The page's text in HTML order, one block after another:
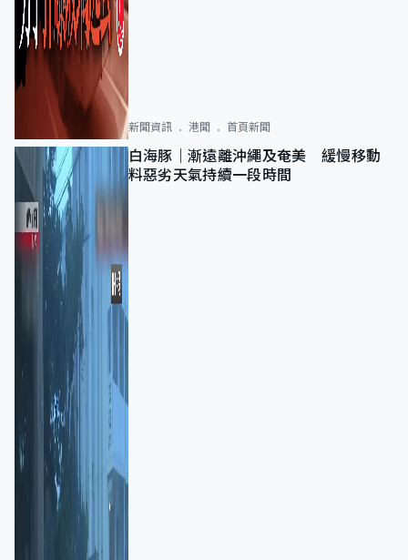
新聞資訊 港聞 首頁新聞
白海豚｜漸遠離沖繩及奄美 緩慢移動
料惡劣天氣持續一段時間